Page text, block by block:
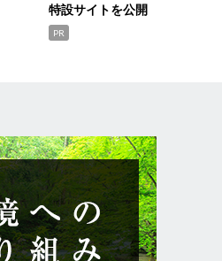
特設サイトを公開
PR